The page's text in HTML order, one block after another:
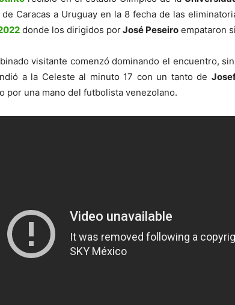
Caracas a Uruguay en la 8 fecha de las
donde los dirigidos porJosé Peseiro empataron
visitante comenzó dominando el encuentro,
a la Celeste al minuto 17 con un tanto de
por una mano del futbolista venezolano.